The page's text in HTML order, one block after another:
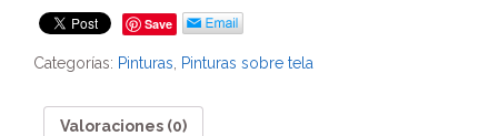
Deprimida
cantidad
Save
Categorías: Pinturas Pinturas sobre tela
Valoraciones (0)